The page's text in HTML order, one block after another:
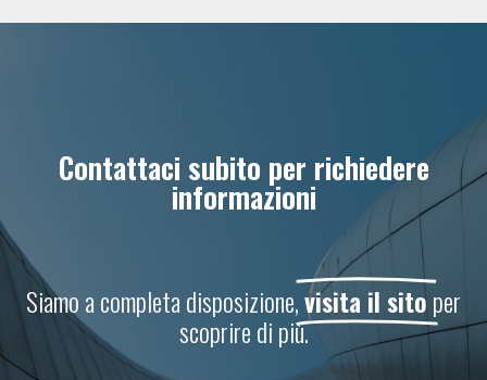
Contattaci subito per richiedere
informazioni
Siamo a completa disposizione,visita il sitoper
scoprire di più.